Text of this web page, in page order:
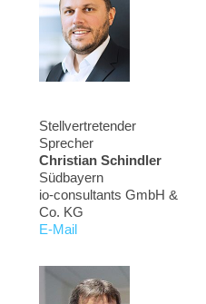
Stellvertretender
Sprecher
Christian Schindler
Südbayern
io-consultants GmbH &
Co. KG
E-Mail